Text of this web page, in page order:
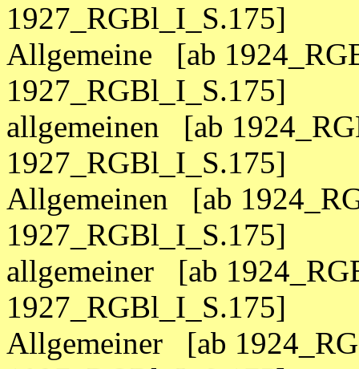
1927_RGBl_I_S.175]
Allgemeine [ab
1927_RGBl_I_S.175]
allgemeinen [ab
1927_RGBl_I_S.175]
Allgemeinen [ab
1927_RGBl_I_S.175]
allgemeiner [ab
1927_RGBl_I_S.175]
Allgemeiner [ab